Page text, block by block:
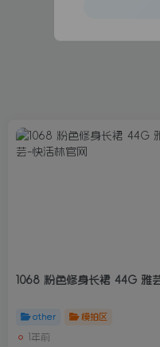
1068 粉色修身长裙 44G 雅
other 模拍区
1年前